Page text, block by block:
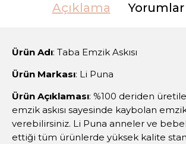
Açıklama Yorumlar
Ürün Adı: Taba Emzik Askısı
Ürün Markası: Li Puna
Ürün Açıklaması: %100 deriden
emzik askısı sayesinde kaybolan
verebilirsiniz. Li Puna anneler ve
ettiği tüm ürünlerde yüksek kalite